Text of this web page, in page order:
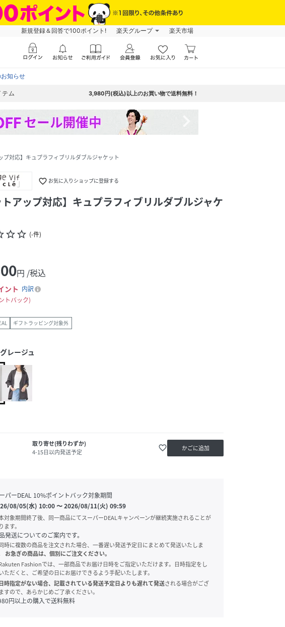
新規登録＆回答で100ポイント! 楽天グループ 楽天市場
知らせ
ム 3,980円(税込)以上のお買い物で送料無料！
プ対応】キュプラフィブリルダブルジャケット
favorite_border お気に入りショップに登録する
トアップ対応】キュプラフィブリルダブルジャケ
star_borderstar_border (-件)
円 /税込
ント 内訳
トバック
ギフトラッピング対象外
グレージュ
取り寄せ(残りわずか)
4-15日以内発送予定
favorite_border かごに追加
パーDEAL 10%ポイントバック対象期間
08/05(水) 10:00〜2026/08/11(火) 09:59
対象期間終了後、同一商品にてスーパーDEALキャンペーンが継続実施されることが
ます。
発送についてのご案内です。
時に複数の商品を注文された場合、一番遅い発送予定日にまとめて発送いたしま
お急ぎの商品は、個別にご注文ください。
Fashionでは、一部商品でお届け日時をご指定いただけます。日時指定をし
ただくと、ご希望の日にお届けできるよう手配いたします。
時指定がない場合、記載されている発送予定日よりも遅れて発送される場合がござ
すので、あらかじめご了承ください。
円以上の購入で送料無料